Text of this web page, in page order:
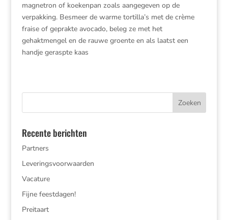
magnetron of koekenpan zoals aangegeven op de
verpakking. Besmeer de warme tortilla’s met de crème
fraise of geprakte avocado, beleg ze met het
gehaktmengel en de rauwe groente en als laatst een
handje geraspte kaas
Recente berichten
Partners
Leveringsvoorwaarden
Vacature
Fijne feestdagen!
Preitaart